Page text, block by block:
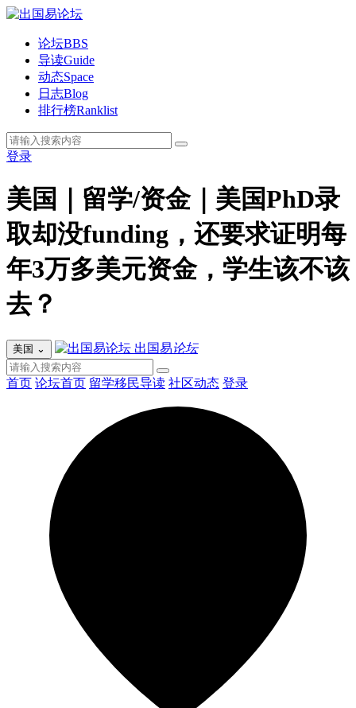
论坛BBS
导读Guide
动态Space
日志Blog
排行榜Ranklist
登录
美国｜留学/资金｜美国PhD录
取却没funding，还要求证明每
年3万多美元资金，学生该不该
去？
美国 ⌄ 出国易论坛
首页 论坛首页 留学移民导读 社区动态 登录